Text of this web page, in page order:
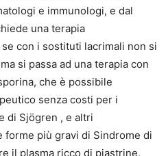
e immunologi, e dal
una terapia
con i sostituti lacrimali non si
si passa ad una terapia con
che è possibile
senza costi per i
di Sjögren , e altri
forme più gravi di Sindrome di
il plasma ricco di piastrine,